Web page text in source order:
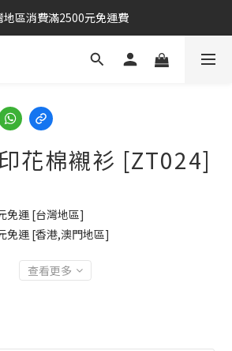
地區消費滿2500元免運費
花棉襯衫 [ZT024]
免運 [台灣地區]
免運 [香港,澳門地區]
查看更多